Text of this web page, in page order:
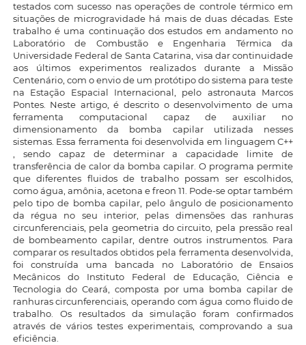
testados com sucesso nas operações de controle térmico em
situações de microgravidade há mais de duas décadas. Este
trabalho é uma continuação dos estudos em andamento no
Laboratório de Combustão e Engenharia Térmica da
Universidade Federal de Santa Catarina, visa dar continuidade
aos últimos experimentos realizados durante a Missão
Centenário, com o envio de um protótipo do sistema para teste
na Estação Espacial Internacional, pelo astronauta Marcos
Pontes. Neste artigo, é descrito o desenvolvimento de uma
ferramenta computacional capaz de auxiliar no
dimensionamento da bomba capilar utilizada nesses
sistemas. Essa ferramenta foi desenvolvida em linguagem C++
, sendo capaz de determinar a capacidade limite de
transferência de calor da bomba capilar. O programa permite
que diferentes fluidos de trabalho possam ser escolhidos,
como água, amônia, acetona e freon 11. Pode-se optar também
pelo tipo de bomba capilar, pelo ângulo de posicionamento
da régua no seu interior, pelas dimensões das ranhuras
circunferenciais, pela geometria do circuito, pela pressão real
de bombeamento capilar, dentre outros instrumentos. Para
comparar os resultados obtidos pela ferramenta desenvolvida,
foi construída uma bancada no Laboratório de Ensaios
Mecânicos do Instituto Federal de Educação, Ciência e
Tecnologia do Ceará, composta por uma bomba capilar de
ranhuras circunferenciais, operando com água como fluido de
trabalho. Os resultados da simulação foram confirmados
através de vários testes experimentais, comprovando a sua
eficiência.